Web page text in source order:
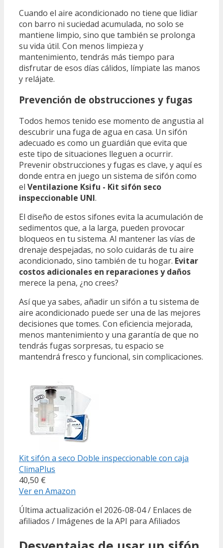
Cuando el aire acondicionado no tiene que lidiar
con barro ni suciedad acumulada, no solo se
mantiene limpio, sino que también se prolonga
su vida útil. Con menos limpieza y
mantenimiento, tendrás más tiempo para
disfrutar de esos días cálidos, límpiate las manos
y relájate.
Prevención de obstrucciones y fugas
Todos hemos tenido ese momento de angustia al
descubrir una fuga de agua en casa. Un sifón
adecuado es como un guardián que evita que
este tipo de situaciones lleguen a ocurrir.
Prevenir obstrucciones y fugas es clave, y aquí es
donde entra en juego un sistema de sifón como
el Ventilazione Ksifu - Kit sifón seco
inspeccionable UNI.
El diseño de estos sifones evita la acumulación de
sedimentos que, a la larga, pueden provocar
bloqueos en tu sistema. Al mantener las vías de
drenaje despejadas, no solo cuidarás de tu aire
acondicionado, sino también de tu hogar. Evitar
costos adicionales en reparaciones y daños
merece la pena, ¿no crees?
Así que ya sabes, añadir un sifón a tu sistema de
aire acondicionado puede ser una de las mejores
decisiones que tomes. Con eficiencia mejorada,
menos mantenimiento y una garantía de que no
tendrás fugas sorpresas, tu espacio se
mantendrá fresco y funcional, sin complicaciones.
Kit sifón a seco Doble inspeccionable con caja
ClimaPlus
40,50 €
Ver en Amazon
Última actualización el 2026-08-04 / Enlaces de
afiliados / Imágenes de la API para Afiliados